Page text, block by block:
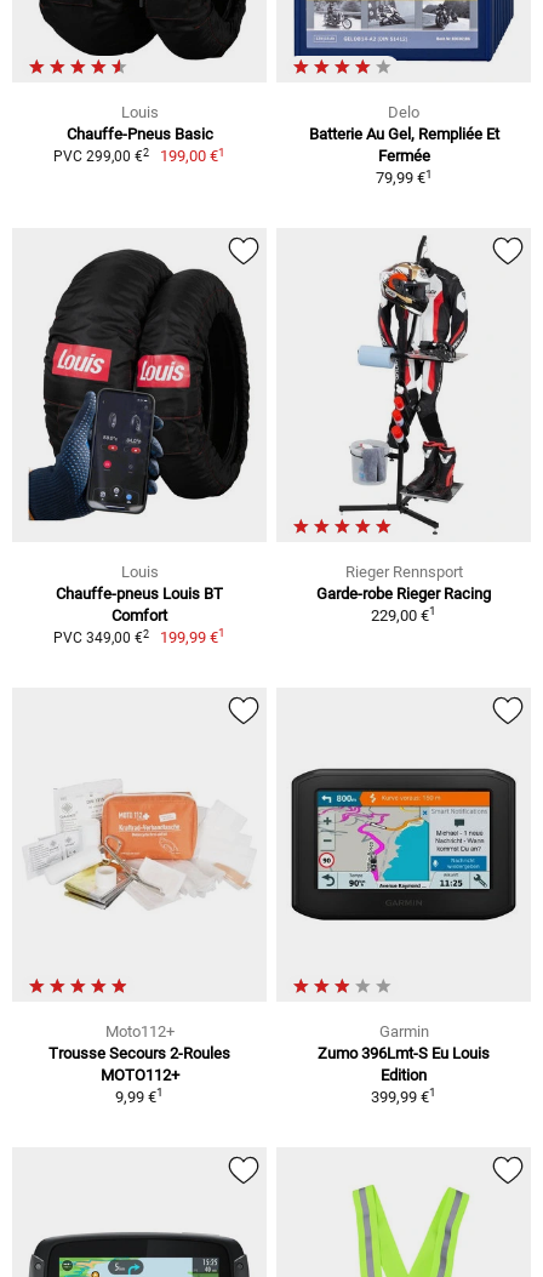
Louis
Chauffe-Pneus Basic
PVC 299,00 €2 199,00 €1
Delo
Batterie Au Gel, Rempliée Et
Fermée
79,99 €1
Louis
Chauffe-pneus Louis BT
Comfort
PVC 349,00 €2 199,99 €1
Rieger Rennsport
Garde-robe Rieger Racing
229,00 €1
Moto112+
Trousse Secours 2-Roules
MOTO112+
9,99 €1
Garmin
Zumo 396Lmt-S Eu Louis
Edition
399,99 €1